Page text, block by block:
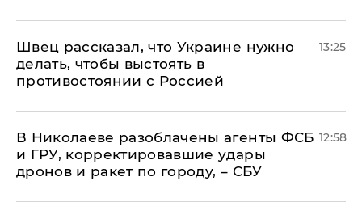
Швец рассказал, что Украине нужно
делать, чтобы выстоять в
противостоянии с Россией
13:25
В Николаеве разоблачены агенты ФСБ
и ГРУ, корректировавшие удары
дронов и ракет по городу, – СБУ
12:58